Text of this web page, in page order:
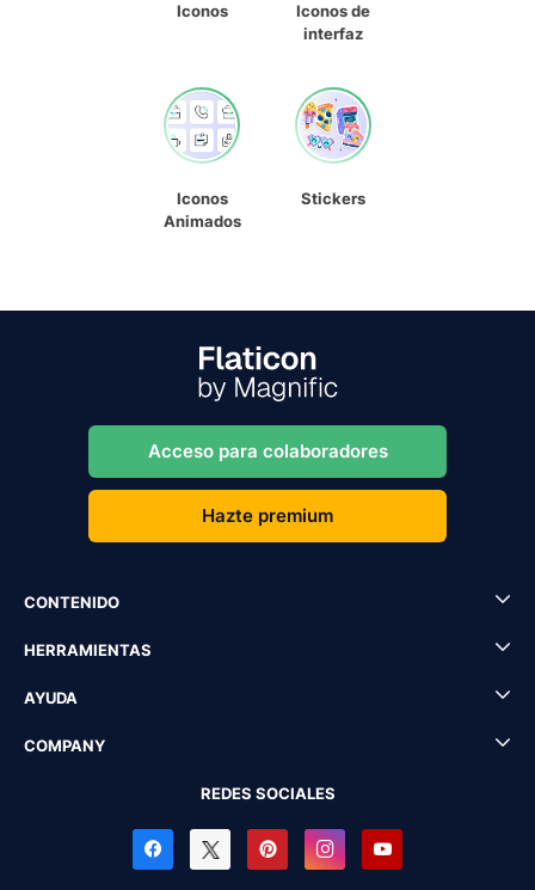
Iconos
Iconos de
interfaz
Iconos
Animados
Stickers
Acceso para colaboradores
Hazte premium
CONTENIDO
HERRAMIENTAS
AYUDA
COMPANY
REDES SOCIALES